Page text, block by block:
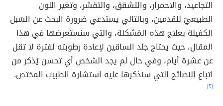
التجاعيد، والاحمرار، والتشقق، والتقشر، وتغير اللون
الطبيعيّ للقدمين، وبالتالي يستدعي ضرورة البحث عن السُبل
الكفيلة بعلاج هذه المُشكلة، والتي سنستعرضها في هذا
المقال، حيث يحتاج جلد الساقين لإعادة رطوبته لفترة لا تقل
عن عشرة أيام، وفي حال لم يجد الشخص أي تحسن يُذكر من
اتباع النصائح التي سنذكرها عليه استشارة الطبيب المختص.
[٢]